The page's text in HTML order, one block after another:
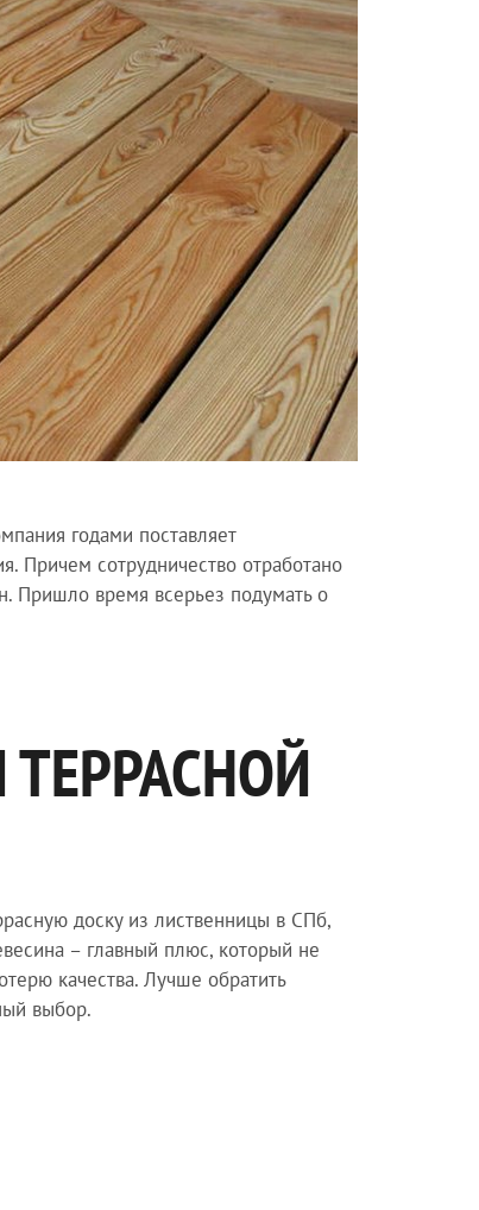
годами поставляет
Причем сотрудничество отработано
Пришло время всерьез подумать о
доску из лиственницы в СПб,
– главный плюс, который не
качества. Лучше обратить
выбор.